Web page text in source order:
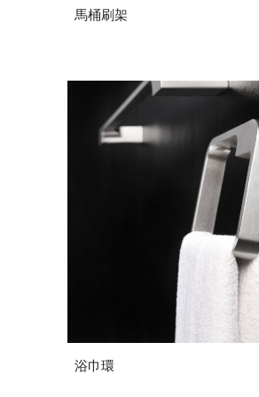
馬桶刷架
浴巾環